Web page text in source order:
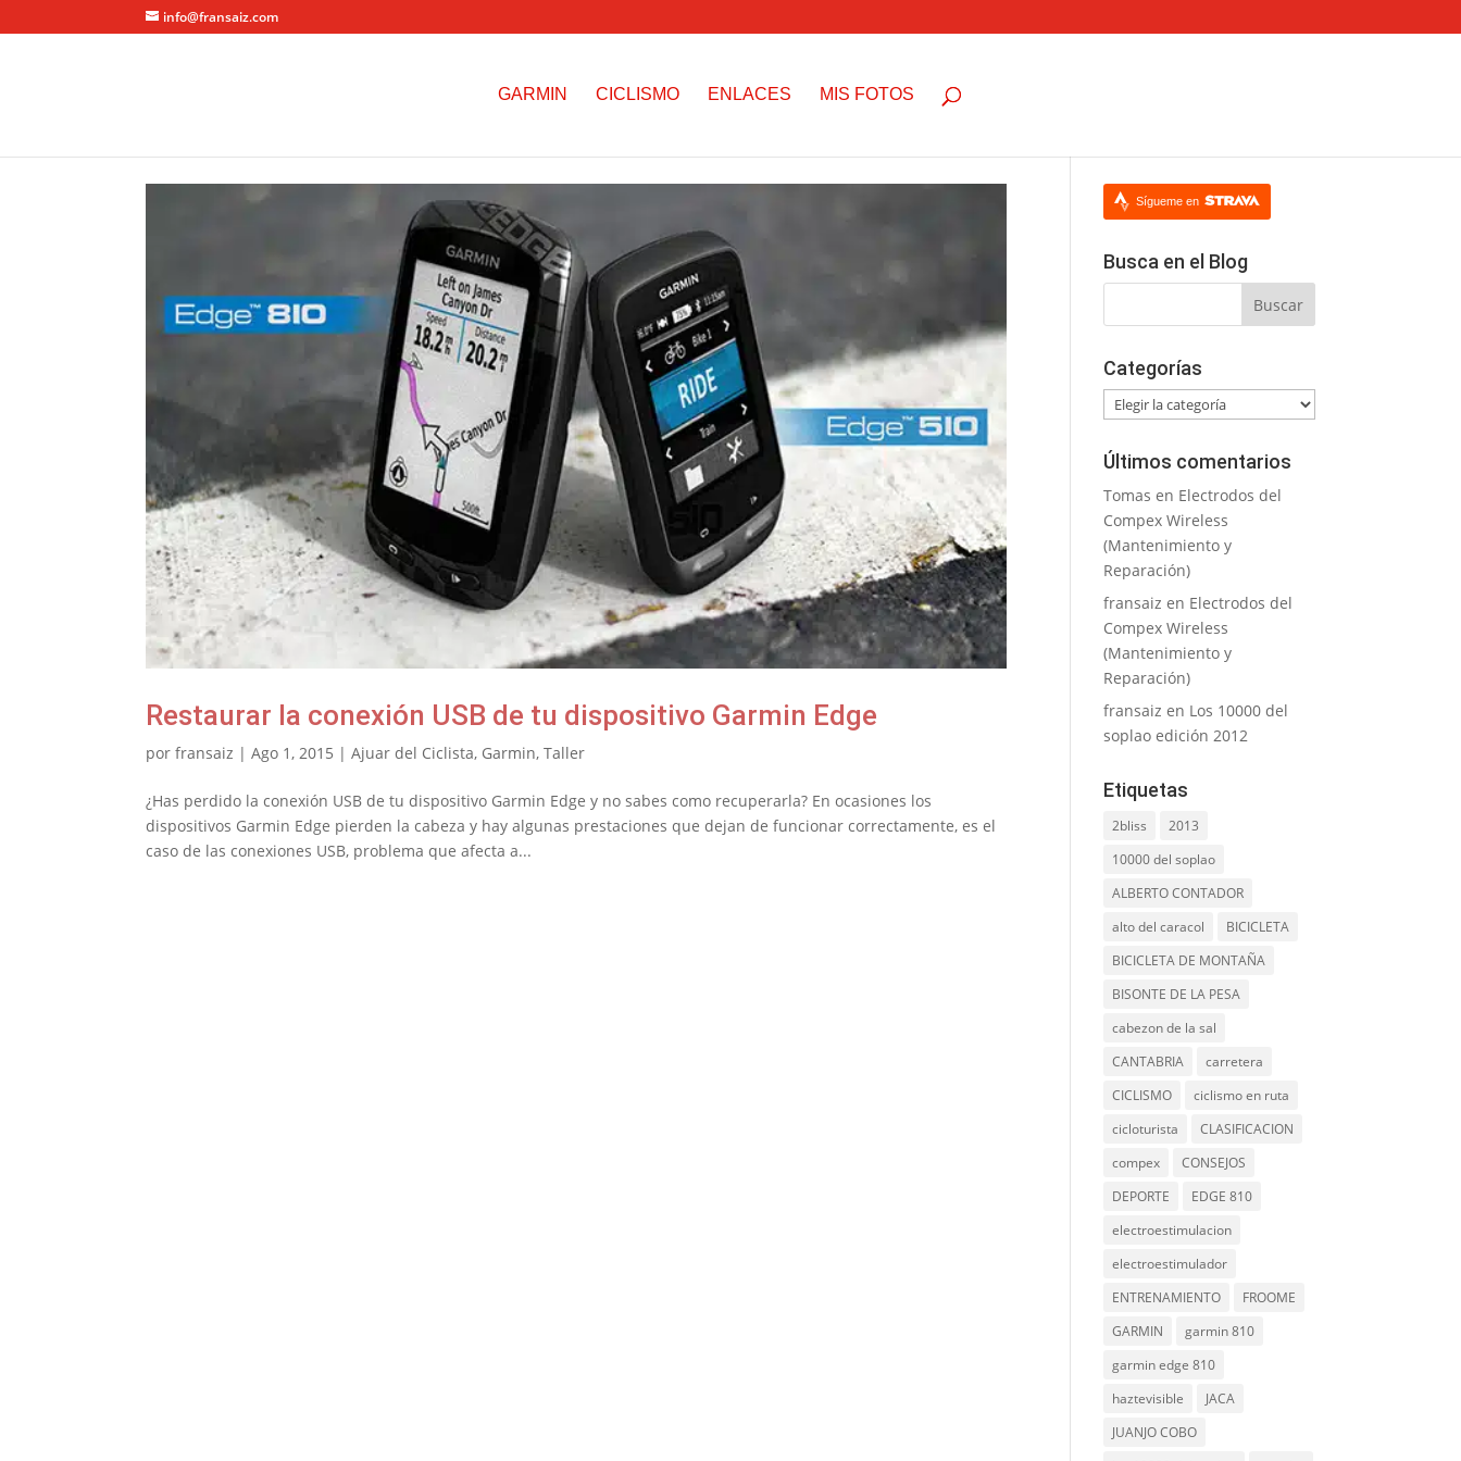
info@fransaiz.com
GARMIN CICLISMO ENLACES MIS FOTOS
Restaurar la conexión USB de tu dispositivo Garmin Edge
porfransaiz |Ago 1, 2015 |Ajuar del Ciclista, Garmin,Taller
¿Has perdido la conexión USB de tu dispositivo Garmin Edge y no sabes como recuperarla? En ocasiones los
dispositivos Garmin Edge pierden la cabeza y hay algunas prestaciones que dejan de funcionar correctamente, es el
caso de las conexiones USB, problema que afecta a...
Sígueme en
Busca en el Blog
Categorías
Categorías
Últimos comentarios
Tomas en Electrodos del
Compex Wireless
(Mantenimiento y
Reparación)
fransaiz en Electrodos del
Compex Wireless
(Mantenimiento y
Reparación)
fransaiz en Los 10000 del
soplao edición 2012
Etiquetas
2bliss
2013
10000 del soplao
ALBERTO CONTADOR
alto del caracol
BICICLETA
BICICLETA DE MONTAÑA
BISONTE DE LA PESA
cabezon de la sal
CANTABRIA
carretera
CICLISMO
ciclismo en ruta
cicloturista
CLASIFICACION
compex
CONSEJOS
DEPORTE
EDGE 810
electroestimulacion
electroestimulador
ENTRENAMIENTO
FROOME
GARMIN
garmin 810
garmin edge 810
haztevisible
JACA
JUANJO COBO